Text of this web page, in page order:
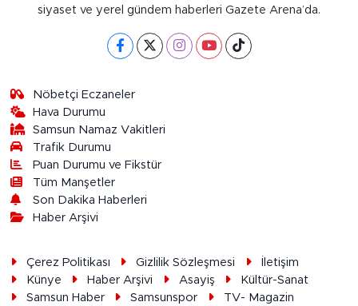
siyaset ve yerel gündem haberleri Gazete Arena’da.
Nöbetçi Eczaneler
Hava Durumu
Samsun Namaz Vakitleri
Trafik Durumu
Puan Durumu ve Fikstür
Tüm Manşetler
Son Dakika Haberleri
Haber Arşivi
Çerez Politikası Gizlilik Sözleşmesi
İletişim
Künye
Haber Arşivi Asayiş
Kültür-Sanat
Samsun Haber
Samsunspor TV- Magazin